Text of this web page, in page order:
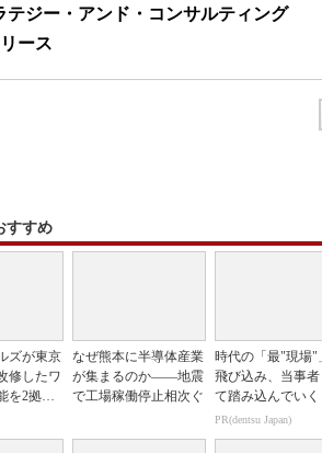
テジー・アンド・コンサルティング
ース
すすめ
ズが東京
修したワ
を2拠点
なぜ熊本に半導体産業
が集まるのか――地震
で工場稼働停止相次ぐ
時代の「最"現場"
飛び込み、当事者
て踏み込んでいく
PR(dentsu Japan)